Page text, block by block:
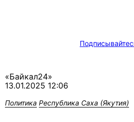
«Байкал24»
13.01.2025 12:06
Политика Республика Саха (Якутия)